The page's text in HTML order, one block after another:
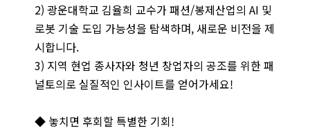
2) 광운대학교 김율희 교수가 패션/봉제산업의 AI 및
로봇 기술 도입 가능성을 탐색하며, 새로운 비전을 제
시합니다.
3) 지역 현업 종사자와 청년 창업자의 공조를 위한 패
널토의로 실질적인 인사이트를 얻어가세요!
◆ 놓치면 후회할 특별한 기회!